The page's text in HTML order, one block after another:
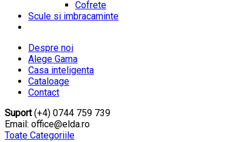
Cofrete
Scule si imbracaminte
Despre noi
Alege Gama
Casa inteligenta
Cataloage
Contact
Suport(+4) 0744 759 739
Email: office@elda.ro
Toate Categoriile